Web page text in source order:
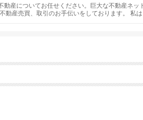
産についてお任せください。巨大な不動産ネ
動産売買、取引のお手伝いをしております。 私